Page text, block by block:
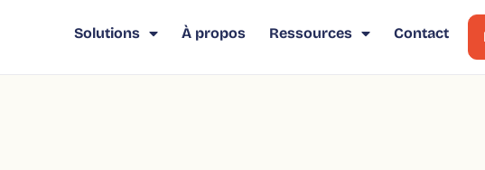
Solutions À propos Ressources Contact